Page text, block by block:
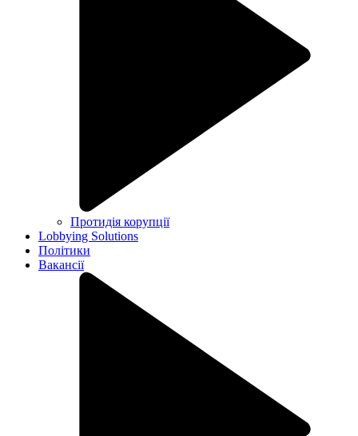
Протидія корупції
Lobbying Solutions
Політики
Вакансії